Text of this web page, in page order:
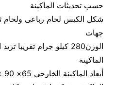
حسب تحديثات الماكينة
شكل الكيس لحام رباعى ولحام
جهات
الوزن280 كيلو جرام
الماكينة